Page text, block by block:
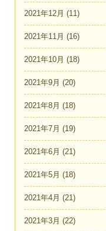
2021年12月 (11)
2021年11月 (16)
2021年10月 (18)
2021年9月 (20)
2021年8月 (18)
2021年7月 (19)
2021年6月 (21)
2021年5月 (18)
2021年4月 (21)
2021年3月 (22)